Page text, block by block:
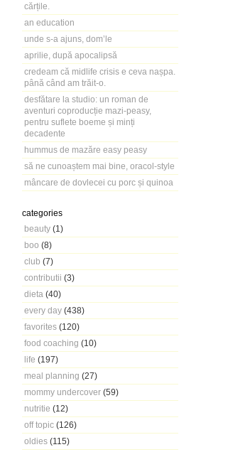
cărțile.
an education
unde s-a ajuns, dom’le
aprilie, după apocalipsă
credeam că midlife crisis e ceva nașpa.
până când am trăit-o.
desfătare la studio: un roman de
aventuri coproducție mazi-peasy,
pentru suflete boeme și minți
decadente
hummus de mazăre easy peasy
să ne cunoaștem mai bine, oracol-style
mâncare de dovlecei cu porc și quinoa
categories
beauty (1)
boo (8)
club (7)
contributii (3)
dieta (40)
every day (438)
favorites (120)
food coaching (10)
life (197)
meal planning (27)
mommy undercover (59)
nutritie (12)
off topic (126)
oldies (115)